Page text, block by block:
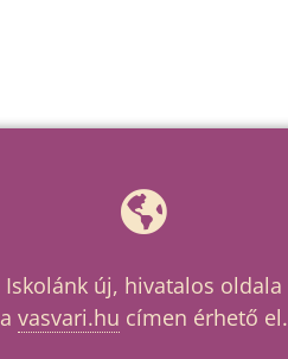
Iskolánk új, hivatalos oldala
a vasvari.hu címen érhető el.